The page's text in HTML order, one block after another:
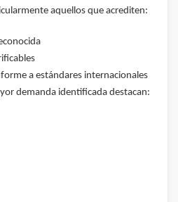
aquellos que acrediten:
a estándares internacionales
demanda identificada destacan: